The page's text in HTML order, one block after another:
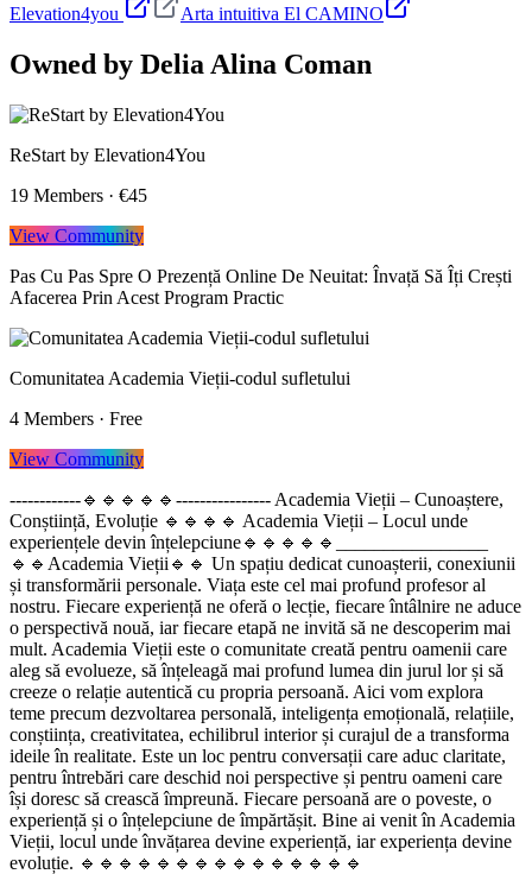
Elevation4you
Arta intuitiva El CAMINO
Owned by Delia Alina Coman
ReStart by Elevation4You
19 Members · €45
View Community
Pas Cu Pas Spre O Prezență Online De Neuitat: Învață Să Îți Crești
Afacerea Prin Acest Program Practic
Comunitatea Academia Vieții-codul sufletului
4 Members · Free
View Community
------------🔹️🔹️🔹️🔹️🔹️---------------- Academia Vieții – Cunoaștere,
Conștiință, Evoluție 🔹️🔹️🔹️🔹️ Academia Vieții – Locul unde
experiențele devin înțelepciune🔹️🔹️🔹️🔹️🔹️________________
🔹️🔹️Academia Vieții🔹️🔹️ Un spațiu dedicat cunoașterii, conexiunii
și transformării personale. Viața este cel mai profund profesor al
nostru. Fiecare experiență ne oferă o lecție, fiecare întâlnire ne aduce
o perspectivă nouă, iar fiecare etapă ne invită să ne descoperim mai
mult. Academia Vieții este o comunitate creată pentru oamenii care
aleg să evolueze, să înțeleagă mai profund lumea din jurul lor și să
creeze o relație autentică cu propria persoană. Aici vom explora
teme precum dezvoltarea personală, inteligența emoțională, relațiile,
conștiința, creativitatea, echilibrul interior și curajul de a transforma
ideile în realitate. Este un loc pentru conversații care aduc claritate,
pentru întrebări care deschid noi perspective și pentru oameni care
își doresc să crească împreună. Fiecare persoană are o poveste, o
experiență și o înțelepciune de împărtășit. Bine ai venit în Academia
Vieții, locul unde învățarea devine experiență, iar experiența devine
evoluție. 🔹️🔹️🔹️🔹️🔹️🔹️🔹️🔹️🔹️🔹️🔹️🔹️🔹️🔹️🔹️